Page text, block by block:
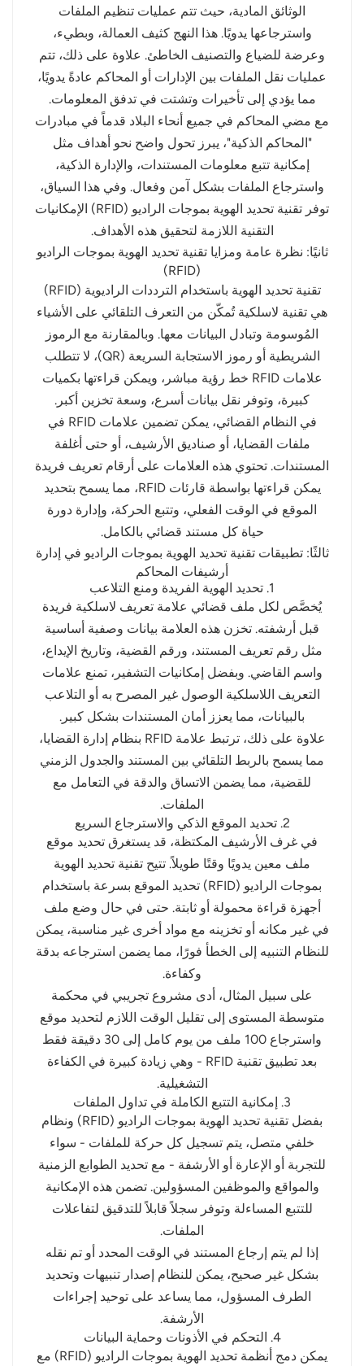
الوثائق المادية، حيث تتم عمليات تنظيم الملفات
واسترجاعها يدويًا. هذا النهج كثيف العمالة، وبطيء،
وعرضة للضياع والتصنيف الخاطئ. علاوة على ذلك، تتم
عمليات نقل الملفات بين الإدارات أو المحاكم عادةً يدويًا،
مما يؤدي إلى تأخيرات وتشتت في تدفق المعلومات.
مع مضي المحاكم في جميع أنحاء البلاد قدماً في مبادرات
"المحاكم الذكية"، يبرز تحول واضح نحو أهداف مثل
إمكانية تتبع معلومات المستندات، والإدارة الذكية،
واسترجاع الملفات بشكل آمن وفعال. وفي هذا السياق،
توفر تقنية تحديد الهوية بموجات الراديو (RFID) الإمكانيات
التقنية اللازمة لتحقيق هذه الأهداف.
ثانيًا: نظرة عامة ومزايا تقنية تحديد الهوية بموجات الراديو
(RFID)
تقنية تحديد الهوية باستخدام الترددات الراديوية (RFID)
هي تقنية لاسلكية تُمكّن من التعرف التلقائي على الأشياء
المُوسومة وتبادل البيانات معها. وبالمقارنة مع الرموز
الشريطية أو رموز الاستجابة السريعة (QR)، لا تتطلب
علامات RFID خط رؤية مباشر، ويمكن قراءتها بكميات
كبيرة، وتوفر نقل بيانات أسرع، وسعة تخزين أكبر.
في النظام القضائي، يمكن تضمين علامات RFID في
ملفات القضايا، أو صناديق الأرشيف، أو حتى أغلفة
المستندات. تحتوي هذه العلامات على أرقام تعريف فريدة
يمكن قراءتها بواسطة قارئات RFID، مما يسمح بتحديد
الموقع في الوقت الفعلي، وتتبع الحركة، وإدارة دورة
حياة كل مستند قضائي بالكامل.
ثالثًا: تطبيقات تقنية تحديد الهوية بموجات الراديو في إدارة
أرشيفات المحاكم
1. تحديد الهوية الفريدة ومنع التلاعب
يُخصَّص لكل ملف قضائي علامة تعريف لاسلكية فريدة
قبل أرشفته. تخزن هذه العلامة بيانات وصفية أساسية
مثل رقم تعريف المستند، ورقم القضية، وتاريخ الإيداع،
واسم القاضي. وبفضل إمكانيات التشفير، تمنع علامات
التعريف اللاسلكية الوصول غير المصرح به أو التلاعب
بالبيانات، مما يعزز أمان المستندات بشكل كبير.
علاوة على ذلك، ترتبط علامة RFID بنظام إدارة القضايا،
مما يسمح بالربط التلقائي بين المستند والجدول الزمني
للقضية، مما يضمن الاتساق والدقة في التعامل مع
الملفات.
2. تحديد الموقع الذكي والاسترجاع السريع
في غرف الأرشيف المكتظة، قد يستغرق تحديد موقع
ملف معين يدويًا وقتًا طويلاً. تتيح تقنية تحديد الهوية
بموجات الراديو (RFID) تحديد الموقع بسرعة باستخدام
أجهزة قراءة محمولة أو ثابتة. حتى في حال وضع ملف
في غير مكانه أو تخزينه مع مواد أخرى غير مناسبة، يمكن
للنظام التنبيه إلى الخطأ فورًا، مما يضمن استرجاعه بدقة
وكفاءة.
على سبيل المثال، أدى مشروع تجريبي في محكمة
متوسطة المستوى إلى تقليل الوقت اللازم لتحديد موقع
واسترجاع 100 ملف من يوم كامل إلى 30 دقيقة فقط
بعد تطبيق تقنية RFID - وهي زيادة كبيرة في الكفاءة
التشغيلية.
3. إمكانية التتبع الكاملة في تداول الملفات
بفضل تقنية تحديد الهوية بموجات الراديو (RFID) ونظام
خلفي متصل، يتم تسجيل كل حركة للملفات - سواء
للتجربة أو الإعارة أو الأرشفة - مع تحديد الطوابع الزمنية
والمواقع والموظفين المسؤولين. تضمن هذه الإمكانية
للتتبع المساءلة وتوفر سجلاً قابلاً للتدقيق لتفاعلات
الملفات.
إذا لم يتم إرجاع المستند في الوقت المحدد أو تم نقله
بشكل غير صحيح، يمكن للنظام إصدار تنبيهات وتحديد
الطرف المسؤول، مما يساعد على توحيد إجراءات
الأرشفة.
4. التحكم في الأذونات وحماية البيانات
يمكن دمج أنظمة تحديد الهوية بموجات الراديو (RFID) مع